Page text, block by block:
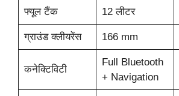
फ्यूल टैंक 12 लीटर
ग्राउंड क्लीयरेंस 166 mm
कनेक्टिविटी
Full Bluetooth
+ Navigation